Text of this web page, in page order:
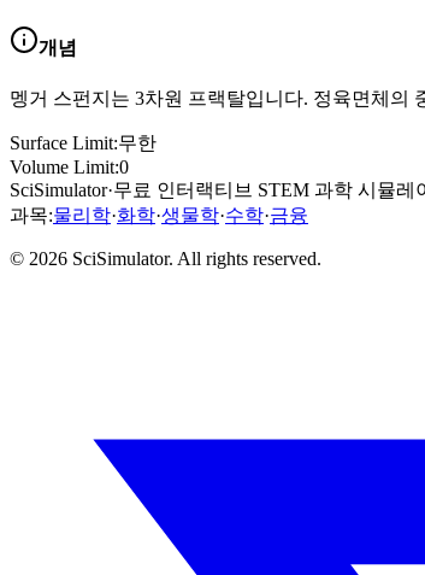
개념
멩거 스펀지는 3차원 프랙탈입니다. 정육면체의
Surface Limit:무한
Volume Limit:0
SciSimulator·무료 인터랙티브 STEM 과학 시뮬레
과목:물리학·화학·생물학·수학·금융
© 2026 SciSimulator. All rights reserved.